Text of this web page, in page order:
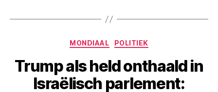
Categorieën
MONDIAAL POLITIEK
Trump als held onthaald in
Israëlisch parlement: